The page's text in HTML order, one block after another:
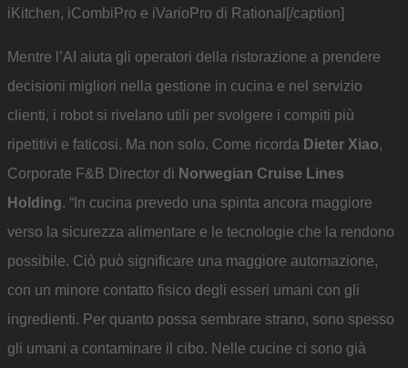
iKitchen, iCombiPro e iVarioPro di Rational[/caption]
Mentre l’AI aiuta gli operatori della ristorazione a prendere
decisioni migliori nella gestione in cucina e nel servizio
clienti, i robot si rivelano utili per svolgere i compiti più
ripetitivi e faticosi. Ma non solo. Come ricorda Dieter Xiao,
Corporate F&B Director di Norwegian Cruise Lines
Holding. “In cucina prevedo una spinta ancora maggiore
verso la sicurezza alimentare e le tecnologie che la rendono
possibile. Ciò può significare una maggiore automazione,
con un minore contatto fisico degli esseri umani con gli
ingredienti. Per quanto possa sembrare strano, sono spesso
gli umani a contaminare il cibo. Nelle cucine ci sono già